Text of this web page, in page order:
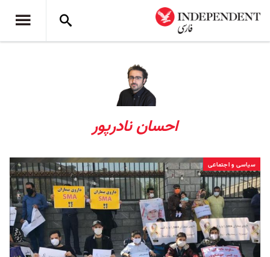
احسان نادرپور
سیاسی و اجتماعی